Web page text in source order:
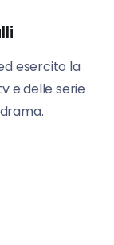
esercito la
e delle serie